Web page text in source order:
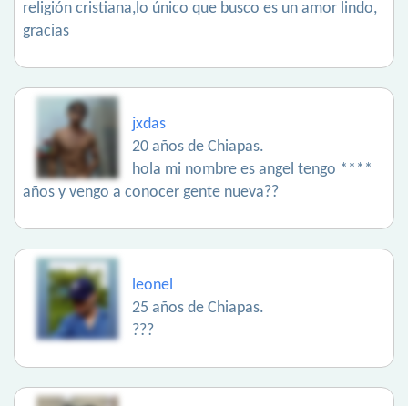
religión cristiana,lo único que busco es un amor lindo,
gracias
jxdas
20 años de Chiapas.
hola mi nombre es angel tengo ****
años y vengo a conocer gente nueva??
leonel
25 años de Chiapas.
???